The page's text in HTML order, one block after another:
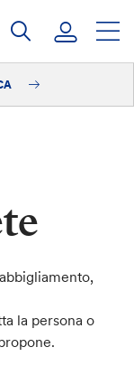
la persona o